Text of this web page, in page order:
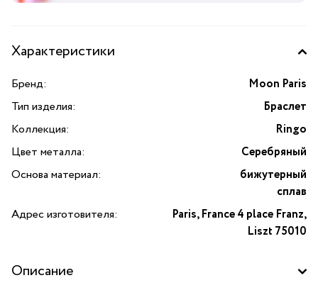
Характеристики
Бренд:
Moon Paris
Тип изделия:
Браслет
Коллекция:
Ringo
Цвет металла:
Серебряный
Основа материал:
бижутерный
сплав
Адрес изготовителя:
Paris, France 4 place Franz,
Liszt 75010
Описание